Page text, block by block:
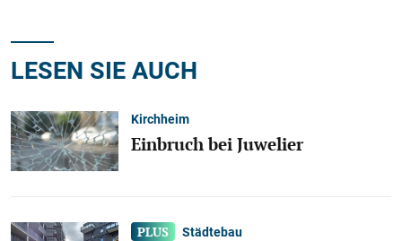
LESEN SIE AUCH
Kirchheim
Einbruch bei Juwelier
Städtebau